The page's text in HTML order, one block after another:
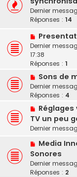
Dernier
Réponses : 14
Dernier
17:38
Réponses : 1
Sons de
Dernier
Réponses : 4
TV un peu
Dernier
Media
Sonores
Dernier
Réponses : 2